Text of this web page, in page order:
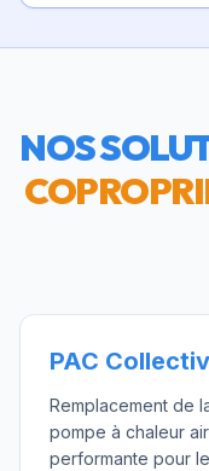
NOS
PAC
Remplacement de
pompe à chaleur
performante pour